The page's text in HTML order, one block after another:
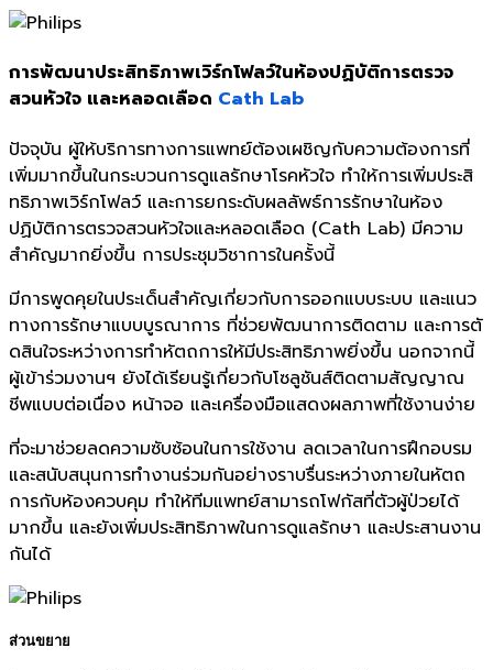
การพัฒนาประสิทธิภาพเวิร์กโฟลว์ในห้องปฏิบัติการตรวจ
สวนหัวใจ และหลอดเลือด Cath Lab
ปัจจุบัน ผู้ให้บริการทางการแพทย์ต้องเผชิญกับความต้องการที่
เพิ่มมากขึ้นในกระบวนการดูแลรักษาโรคหัวใจ ทำให้การเพิ่มประสิ
ทธิภาพเวิร์กโฟลว์ และการยกระดับผลลัพธ์การรักษาในห้อง
ปฏิบัติการตรวจสวนหัวใจและหลอดเลือด (Cath Lab) มีความ
สำคัญมากยิ่งขึ้น การประชุมวิชาการในครั้งนี้
มีการพูดคุยในประเด็นสำคัญเกี่ยวกับการออกแบบระบบ และแนว
ทางการรักษาแบบบูรณาการ ที่ช่วยพัฒนาการติดตาม และการตั
ดสินใจระหว่างการทำหัตถการให้มีประสิทธิภาพยิ่งขึ้น นอกจากนี้
ผู้เข้าร่วมงานฯ ยังได้เรียนรู้เกี่ยวกับโซลูชันส์ติดตามสัญญาณ
ชีพแบบต่อเนื่อง หน้าจอ และเครื่องมือแสดงผลภาพที่ใช้งานง่าย
ที่จะมาช่วยลดความซับซ้อนในการใช้งาน ลดเวลาในการฝึกอบรม
และสนับสนุนการทำงานร่วมกันอย่างราบรื่นระหว่างภายในหัตถ
การกับห้องควบคุม ทำให้ทีมแพทย์สามารถโฟกัสที่ตัวผู้ป่วยได้
มากขึ้น และยังเพิ่มประสิทธิภาพในการดูแลรักษา และประสานงาน
กันได้
ส่วนขยาย